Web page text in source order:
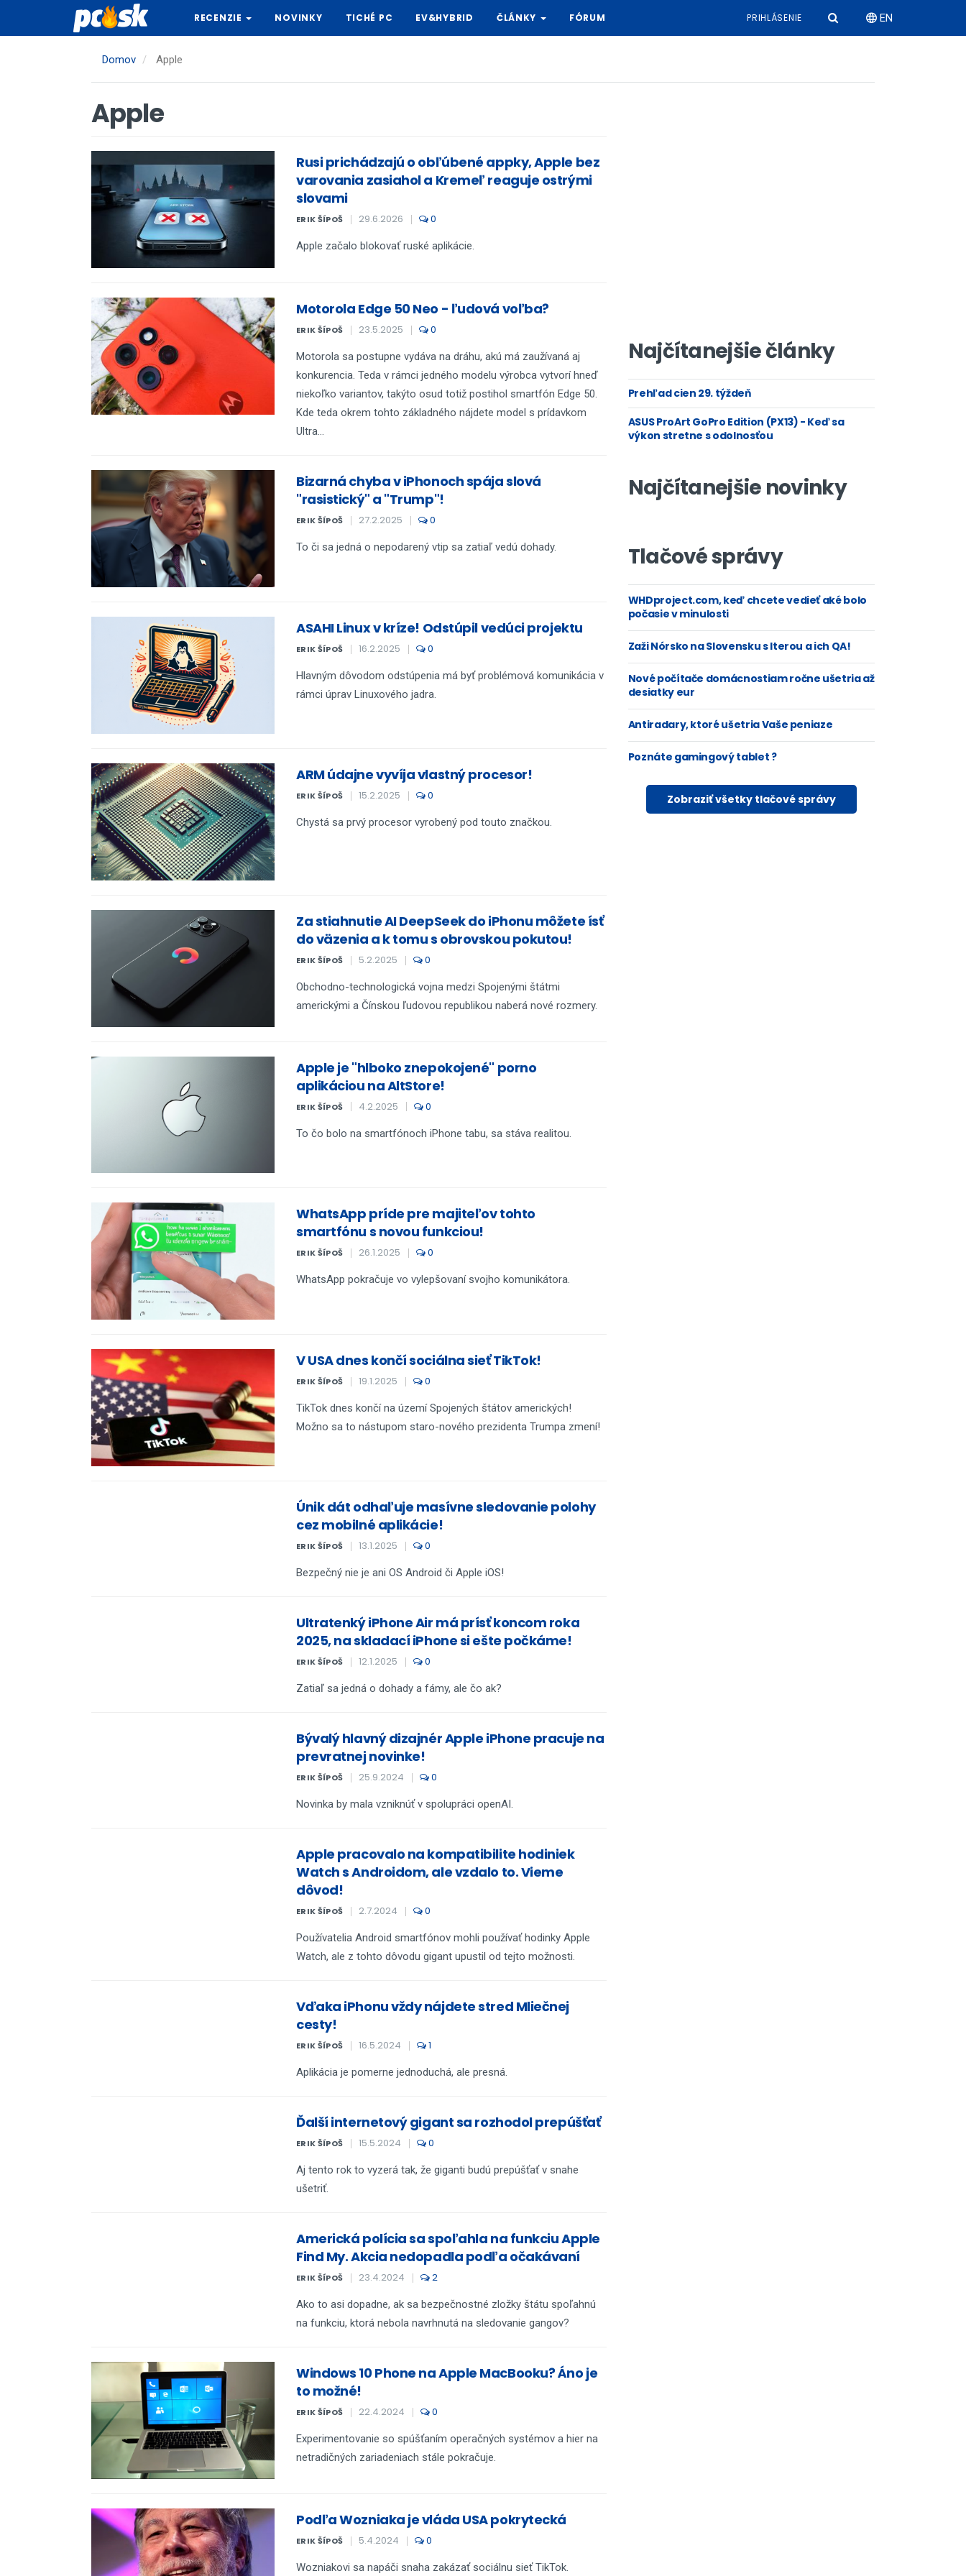
hlavný
RECENZIE NOVINKY TICHÉ PC EV&HYBRID ČLÁNKY FÓRUM PRIHLÁSENIE EN
Domov Apple
Apple
Rusi prichádzajú o obľúbené appky, Apple bez
varovania zasiahol a Kremeľ reaguje ostrými
slovami
ERIK ŠÍPOŠ 29.6.2026 0
Apple začalo blokovať ruské aplikácie.
Motorola Edge 50 Neo - ľudová voľba?
ERIK ŠÍPOŠ 23.5.2025 0
Motorola sa postupne vydáva na dráhu, akú má zaužívaná aj
konkurencia. Teda v rámci jedného modelu výrobca vytvorí hneď
niekoľko variantov, takýto osud totiž postihol smartfón Edge 50.
Kde teda okrem tohto základného nájdete model s prídavkom
Ultra...
Bizarná chyba v iPhonoch spája slová
"rasistický" a "Trump"!
ERIK ŠÍPOŠ 27.2.2025 0
To či sa jedná o nepodarený vtip sa zatiaľ vedú dohady.
ASAHI Linux v kríze! Odstúpil vedúci projektu
ERIK ŠÍPOŠ 16.2.2025 0
Hlavným dôvodom odstúpenia má byť problémová komunikácia v
rámci úprav Linuxového jadra.
ARM údajne vyvíja vlastný procesor!
ERIK ŠÍPOŠ 15.2.2025 0
Chystá sa prvý procesor vyrobený pod touto značkou.
Za stiahnutie AI DeepSeek do iPhonu môžete ísť
do väzenia a k tomu s obrovskou pokutou!
ERIK ŠÍPOŠ 5.2.2025 0
Obchodno-technologická vojna medzi Spojenými štátmi
americkými a Čínskou ľudovou republikou naberá nové rozmery.
Apple je "hlboko znepokojené" porno
aplikáciou na AltStore!
ERIK ŠÍPOŠ 4.2.2025 0
To čo bolo na smartfónoch iPhone tabu, sa stáva realitou.
WhatsApp príde pre majiteľov tohto
smartfónu s novou funkciou!
ERIK ŠÍPOŠ 26.1.2025 0
WhatsApp pokračuje vo vylepšovaní svojho komunikátora.
V USA dnes končí sociálna sieť TikTok!
ERIK ŠÍPOŠ 19.1.2025 0
TikTok dnes končí na území Spojených štátov amerických!
Možno sa to nástupom staro-nového prezidenta Trumpa zmení!
Únik dát odhaľuje masívne sledovanie polohy
cez mobilné aplikácie!
ERIK ŠÍPOŠ 13.1.2025 0
Bezpečný nie je ani OS Android či Apple iOS!
Ultratenký iPhone Air má prísť koncom roka
2025, na skladací iPhone si ešte počkáme!
ERIK ŠÍPOŠ 12.1.2025 0
Zatiaľ sa jedná o dohady a fámy, ale čo ak?
Bývalý hlavný dizajnér Apple iPhone pracuje na
prevratnej novinke!
ERIK ŠÍPOŠ 25.9.2024 0
Novinka by mala vzniknúť v spolupráci openAI.
Apple pracovalo na kompatibilite hodiniek
Watch s Androidom, ale vzdalo to. Vieme
dôvod!
ERIK ŠÍPOŠ 2.7.2024 0
Používatelia Android smartfónov mohli používať hodinky Apple
Watch, ale z tohto dôvodu gigant upustil od tejto možnosti.
Vďaka iPhonu vždy nájdete stred Mliečnej
cesty!
ERIK ŠÍPOŠ 16.5.2024 1
Aplikácia je pomerne jednoduchá, ale presná.
Ďalší internetový gigant sa rozhodol prepúšťať
ERIK ŠÍPOŠ 15.5.2024 0
Aj tento rok to vyzerá tak, že giganti budú prepúšťať v snahe
ušetriť.
Americká polícia sa spoľahla na funkciu Apple
Find My. Akcia nedopadla podľa očakávaní
ERIK ŠÍPOŠ 23.4.2024 2
Ako to asi dopadne, ak sa bezpečnostné zložky štátu spoľahnú
na funkciu, ktorá nebola navrhnutá na sledovanie gangov?
Windows 10 Phone na Apple MacBooku? Áno je
to možné!
ERIK ŠÍPOŠ 22.4.2024 0
Experimentovanie so spúšťaním operačných systémov a hier na
netradičných zariadeniach stále pokračuje.
Podľa Wozniaka je vláda USA pokrytecká
ERIK ŠÍPOŠ 5.4.2024 0
Wozniakovi sa napáči snaha zakázať sociálnu sieť TikTok.
Najčítanejšie články
Prehľad cien 29. týždeň
ASUS ProArt GoPro Edition (PX13) - Keď sa
výkon stretne s odolnosťou
Najčítanejšie novinky
Tlačové správy
WHDproject.com, keď chcete vedieť aké bolo
počasie v minulosti
Zaži Nórsko na Slovensku s Iterou a ich QA!
Nové počítače domácnostiam ročne ušetria až
desiatky eur
Antiradary, ktoré ušetria Vaše peniaze
Poznáte gamingový tablet ?
Zobraziť všetky tlačové správy